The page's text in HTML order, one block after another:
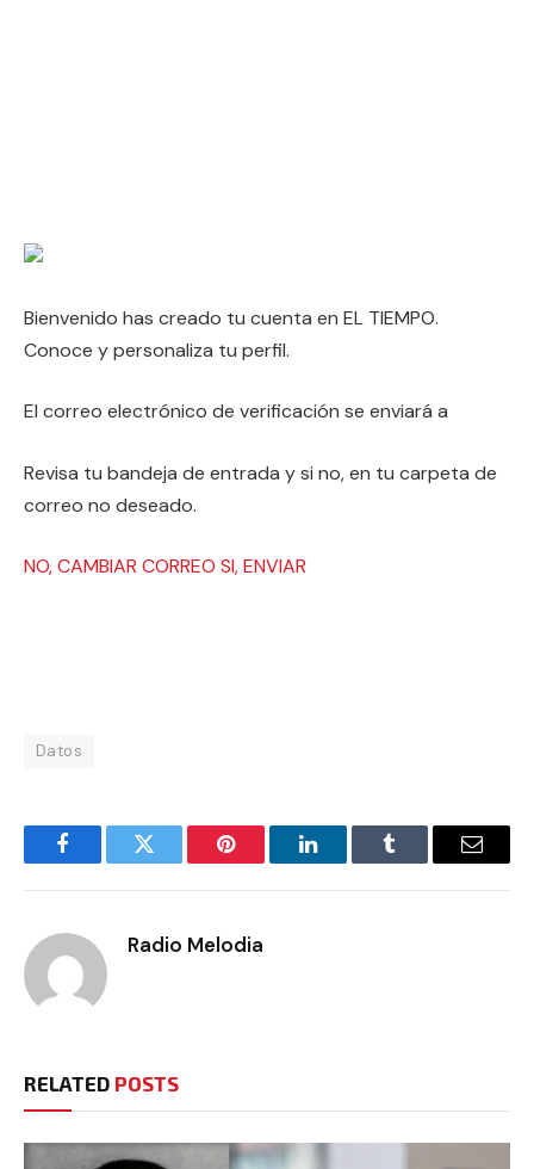
Bienvenido has creado tu cuenta en EL TIEMPO.
Conoce y personaliza tu perfil.
El correo electrónico de verificación se enviará a
Revisa tu bandeja de entrada y si no, en tu carpeta de
correo no deseado.
NO, CAMBIAR CORREO SI, ENVIAR
Datos
FacebookTwitter Pinterest LinkedInTumblr Email
Radio Melodia
RELATED POSTS